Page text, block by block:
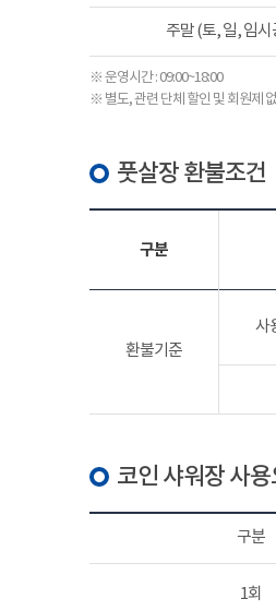
주말 (토, 일, 임시
※ 운영시간 : 09:00~18:00
※ 별도, 관련 단체 할인 및 회원제
풋살장 환불조건
구분
환불기준
사
코인 샤워장 사
구분
1회